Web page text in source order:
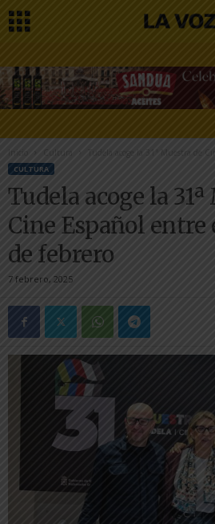
Inicio Cultura Tudela acoge la 31ª Muestra de
CULTURA
Tudela acoge la
Cine Español entre
de febrero
7 febrero, 2025